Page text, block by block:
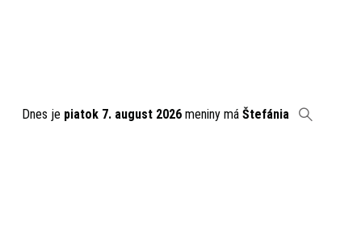
Dnes je piatok 7. august 2026 meniny má Štefánia